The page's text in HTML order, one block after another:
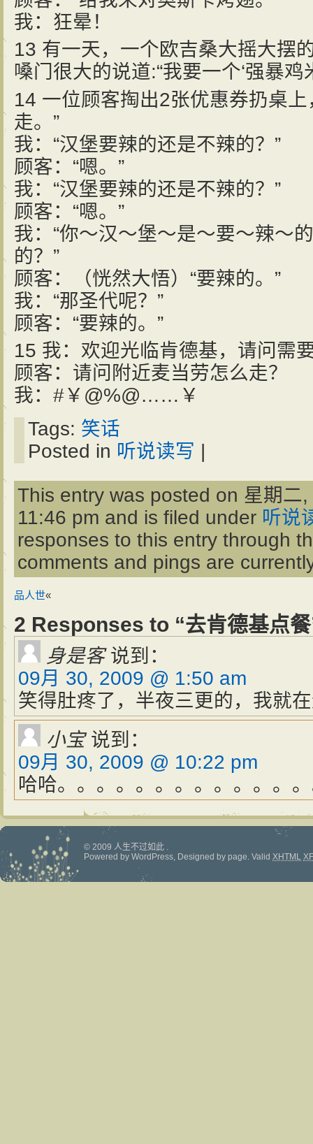
我：狂晕！
13 有一天，一个欧吉桑大摇大摆
嗓门很大的说道:“我要一个‘强暴鸡
14 一位顾客掏出2张优惠券扔桌
走。”
我：“汉堡要辣的还是不辣的？”
顾客：“嗯。”
我：“汉堡要辣的还是不辣的？”
顾客：“嗯。”
我：“你～汉～堡～是～要～辣～
的？”
顾客：（恍然大悟）“要辣的。”
我：“那圣代呢？”
顾客：“要辣的。”
15 我：欢迎光临肯德基，请问需
顾客：请问附近麦当劳怎么走？
我：#￥@%@……￥
Tags: 笑话
Posted in 听说读写 |
This entry was posted on 星期二
11:46 pm and is filed under 听说
responses to this entry through
comments and pings are
品人世«
2 Responses to “去肯德基点
身是客 说到：
09月 30, 2009 @ 1:50 am
笑得肚疼了，半夜三更的，我就
小宝 说到：
09月 30, 2009 @ 10:22 pm
哈哈。。。。。。。。。。。。
© 2009 人生不过如此 .
Powered by WordPress, Designed by page. Valid XHTML